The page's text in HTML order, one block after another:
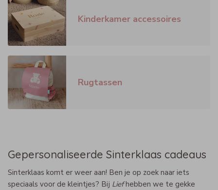
Kinderkamer accessoires
Rugtassen
Gepersonaliseerde Sinterklaas cadeaus
Sinterklaas komt er weer aan! Ben je op zoek naar iets
speciaals voor de kleintjes? Bij Liefhebben we te gekke